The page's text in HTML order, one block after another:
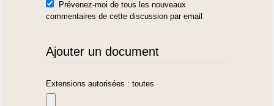
Prévenez-moi de tous les nouveaux
commentaires de cette discussion par email
Ajouter un document
Extensions autorisées : toutes